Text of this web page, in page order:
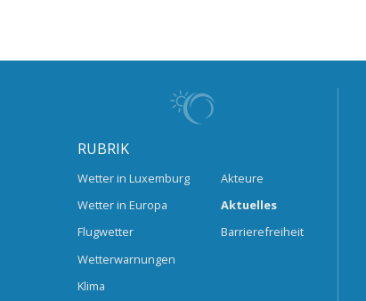
RUBRIK
Wetter in Luxemburg
Wetter in Europa
Flugwetter
Wetterwarnungen
Klima
Akteure
Aktuelles
Barrierefreiheit